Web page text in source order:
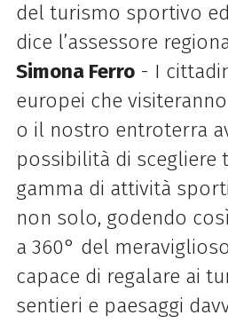
del turismo sportivo
dice l’assessore
Simona Ferro- I
europei che
o il nostro entroterra
possibilità di scegliere
gamma di attività
non solo, godendo
a 360° del
capace di regalare ai
sentieri e paesaggi